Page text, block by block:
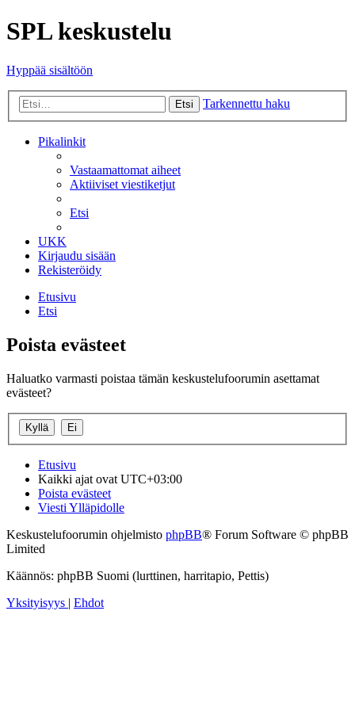
SPL keskustelu
Hyppää sisältöön
Etsi Tarkennettu haku
Pikalinkit
Vastaamattomat aiheet
Aktiiviset viestiketjut
Etsi
UKK
Kirjaudu sisään
Rekisteröidy
Etusivu
Etsi
Poista evästeet
Haluatko varmasti poistaa tämän keskustelufoorumin asettamat
evästeet?
Etusivu
Kaikki ajat ovat UTC+03:00
Poista evästeet
Viesti Ylläpidolle
Keskustelufoorumin ohjelmisto phpBB® Forum Software © phpBB
Limited
Käännös: phpBB Suomi (lurttinen, harritapio, Pettis)
Yksityisyys | Ehdot